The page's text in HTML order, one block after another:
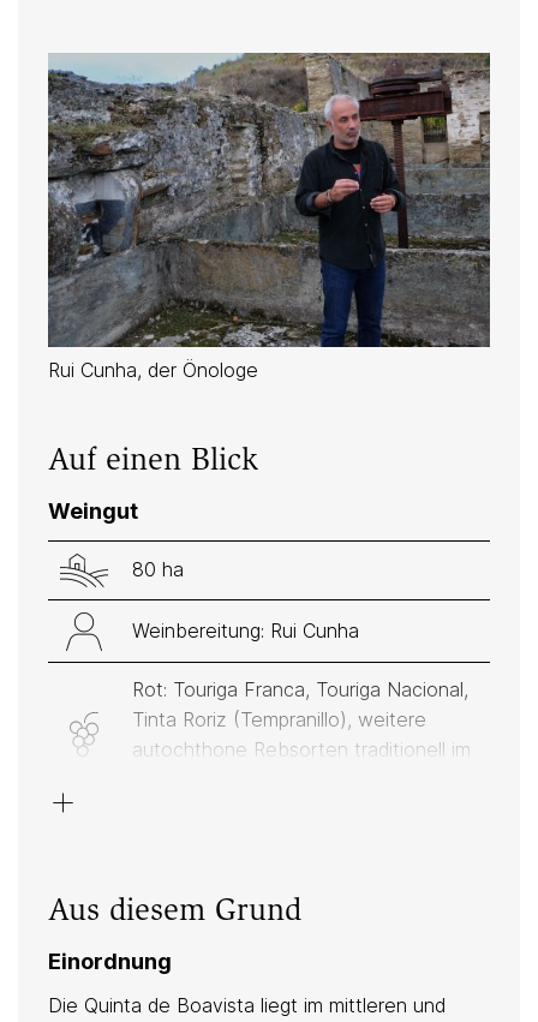
Rui Cunha, der Önologe
Auf einen Blick
Weingut
80 ha
Weinbereitung: Rui Cunha
Rot: Touriga Franca, Touriga Nacional,
Tinta Roriz (Tempranillo), weitere
autochthone Rebsorten traditionell im
+
Aus diesem Grund
Einordnung
Die Quinta de Boavista liegt im mittleren und